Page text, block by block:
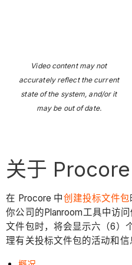
Video content may not
accurately reflect the current
state of the system, and/or it
may be out of date.
关于
在 Procore 中创建投标文件包
你公司的 Planroom工具中访
文件包时，将会显示六（6）
理有关投标文件包的活动和信